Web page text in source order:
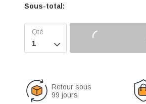
Sous-total:

Retour sous
99 jours